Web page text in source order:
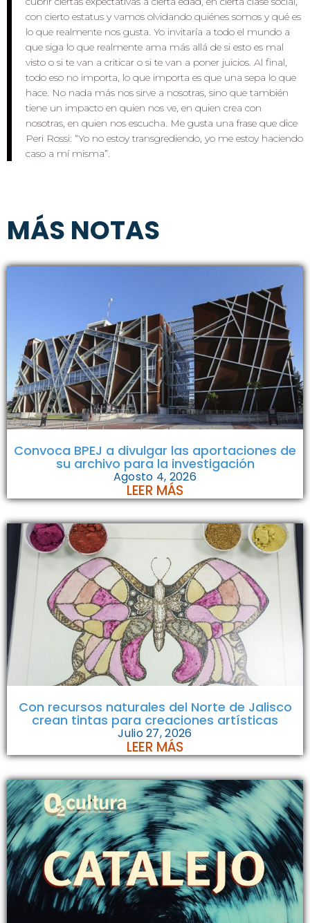
con cierto estatus y vamos olvidando quiénes somos y qué es
lo que realmente nos gusta. Yo invitaría a todo el mundo a
que siga lo que realmente ama más allá de si esto es mal
visto o si te van a criticar o si te van a poner juicios. Al final,
todo eso no importa, lo que importa es que una sepa lo que
hace. No nada más nos sirve a nosotras, sino que también
tiene un impacto en quien nos ve, en quien crea con
nosotras, en quien nos escucha. Me gusta una frase que dice
Peri Rossi: “Yo no estoy transgrediendo, yo me estoy haciendo
caso a mí misma”.
MÁS NOTAS
Convoca BPEJ a divulgar las aportaciones de
su archivo para la investigación
Agosto 4, 2026
LEER MÁS
Con recursos naturales del Norte de Jalisco
crean tintas para creaciones artísticas
Julio 27, 2026
LEER MÁS